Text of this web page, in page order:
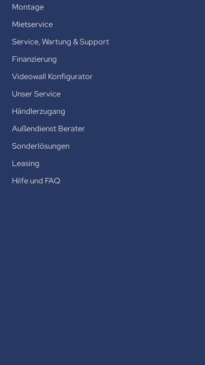
Montage
Mietservice
Service, Wartung & Support
Finanzierung
Videowall Konfigurator
Unser Service
Händlerzugang
Außendienst Berater
Sonderlösungen
Leasing
Hilfe und FAQ